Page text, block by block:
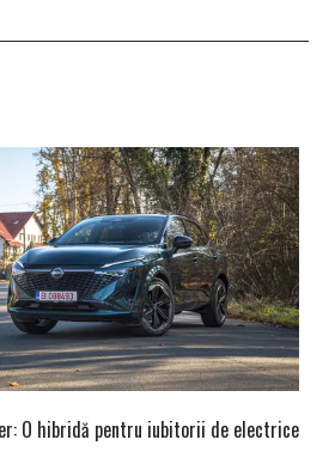
O hibridă pentru iubitorii de electrice